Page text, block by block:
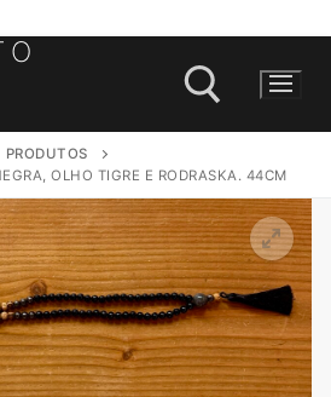
por:
PRODUTOS
OLHO TIGRE E RODRASKA. 44CM